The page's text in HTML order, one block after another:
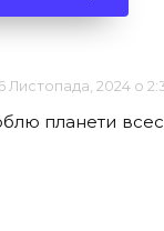
Листопада, 2024 о
планети